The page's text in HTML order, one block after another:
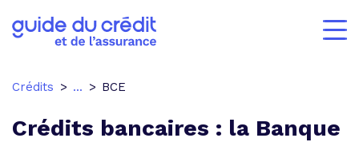
Crédits ... BCE
Crédits bancaires : la Banque